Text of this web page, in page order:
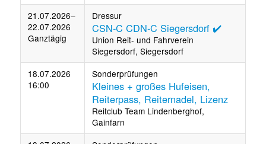
21.07.2026–
22.07.2026
Ganztägig
Dressur
CSN-C CDN-C Siegersdorf ✔️
Union Reit- und Fahrverein
Siegersdorf, Siegersdorf
18.07.2026
16:00
Sonderprüfungen
Kleines + großes Hufeisen,
Reiterpass, Reiternadel, Lizenz
Reitclub Team Lindenberghof,
Gainfarn